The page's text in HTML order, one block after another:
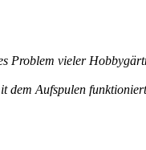
Problem vieler
dem Aufspulen